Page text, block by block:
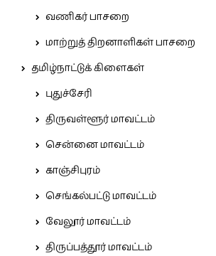
வணிகர் பாசறை
மாற்றுத் திறனாளிகள் பாசறை
தமிழ்நாட்டுக் கிளைகள்
புதுச்சேரி
திருவள்ளூர் மாவட்டம்
சென்னை மாவட்டம்
காஞ்சிபுரம்
செங்கல்பட்டு மாவட்டம்
வேலூர் மாவட்டம்
திருப்பத்தூர் மாவட்டம்